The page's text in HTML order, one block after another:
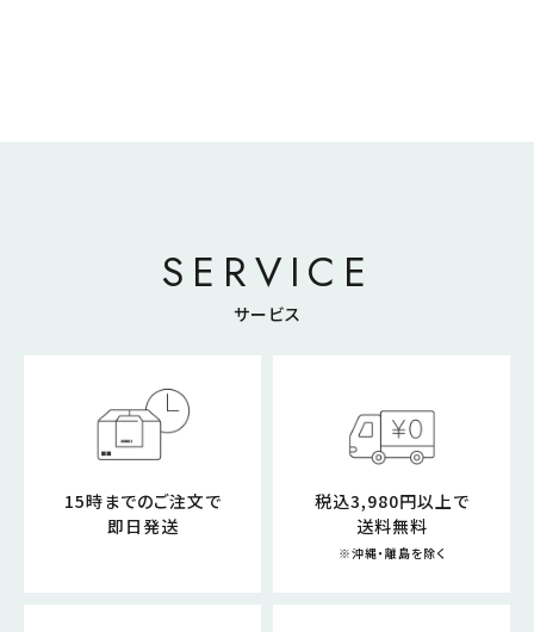
SERVICE
サービス
15時までのご注文で
即日発送
税込3,980円以上で
送料無料
※沖縄・離島を除く